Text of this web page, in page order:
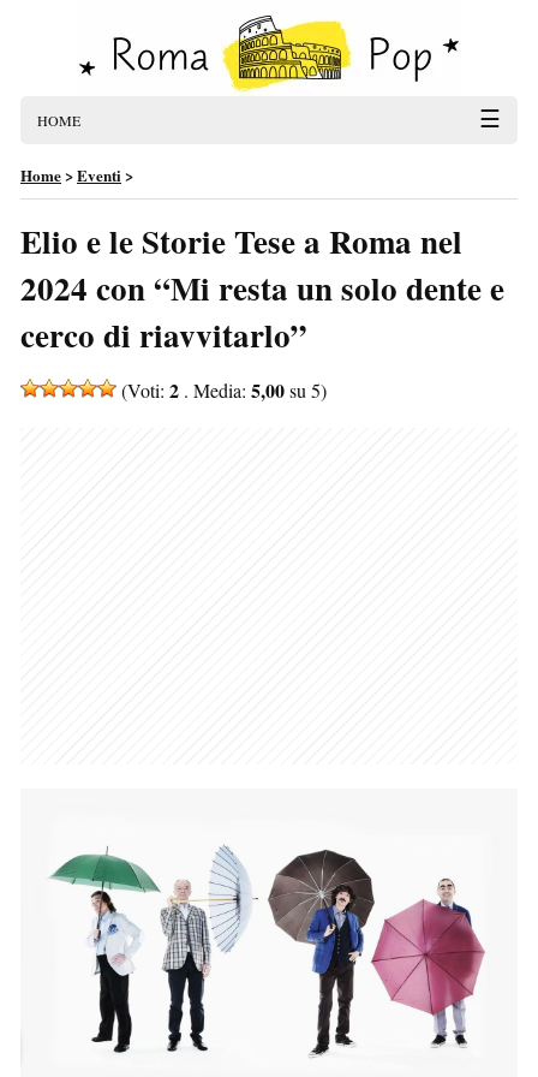
HOME ☰
Home>Eventi>
Elio e le Storie Tese a Roma nel
2024 con “Mi resta un solo dente e
cerco di riavvitarlo”
(Voti: 2 . Media: 5,00su 5)